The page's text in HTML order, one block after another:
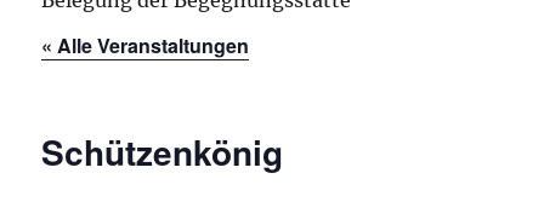
« Alle Veranstaltungen
Schützenkönig